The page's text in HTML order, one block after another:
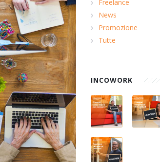
Freelance
News
Promozione
Tutte
INCOWORK